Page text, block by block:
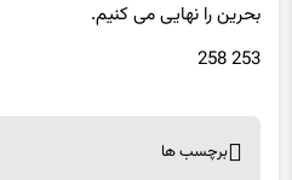
بحرین را نهایی می کنیم.
253 258
برچسب ها